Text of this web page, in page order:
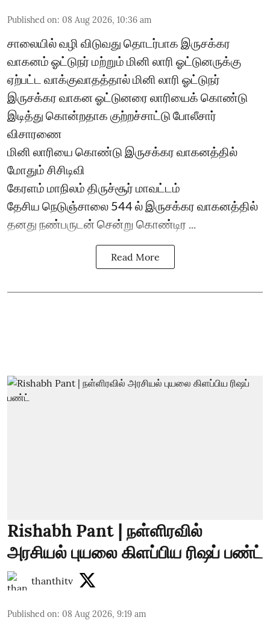
Published on: 08 Aug 2026, 10:36 am
சாலையில் வழி விடுவது தொடர்பாக இருசக்கர
வாகனம் ஓட்டுநர் மற்றும் மினி லாரி ஓட்டுனருக்கு
ஏற்பட்ட வாக்குவாதத்தால் மினி லாரி ஓட்டுநர்
இருசக்கர வாகன ஓட்டுனரை லாரியைக் கொண்டு
இடித்து கொன்றதாக குற்றச்சாட்டு போலீசார்
விசாரணை
மினி லாரியை கொண்டு இருசக்கர வாகனத்தில்
மோதும் சிசிடிவி
கேரளம் மாநிலம் திருச்சூர் மாவட்டம்
தேசிய நெடுஞ்சாலை 544 ல் இருசக்கர வாகனத்தில்
தனது நண்பருடன் சென்று கொண்டிர ...
Read More
Rishabh Pant | நள்ளிரவில்
அரசியல் புயலை கிளப்பிய ரிஷப் பண்ட்
thanthitv
Published on: 08 Aug 2026, 9:19 am